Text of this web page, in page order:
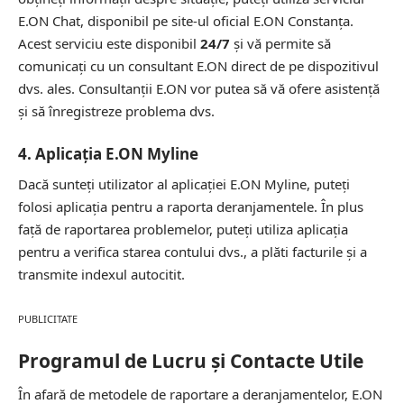
E.ON Chat, disponibil pe site-ul oficial E.ON Constanța.
Acest serviciu este disponibil 24/7 și vă permite să
comunicați cu un consultant E.ON direct de pe dispozitivul
dvs. ales. Consultanții E.ON vor putea să vă ofere asistență
și să înregistreze problema dvs.
4. Aplicația E.ON Myline
Dacă sunteți utilizator al aplicației E.ON Myline, puteți
folosi aplicația pentru a raporta deranjamentele. În plus
față de raportarea problemelor, puteți utiliza aplicația
pentru a verifica starea contului dvs., a plăti facturile și a
transmite indexul autocitit.
PUBLICITATE
Programul de Lucru și Contacte Utile
În afară de metodele de raportare a deranjamentelor, E.ON